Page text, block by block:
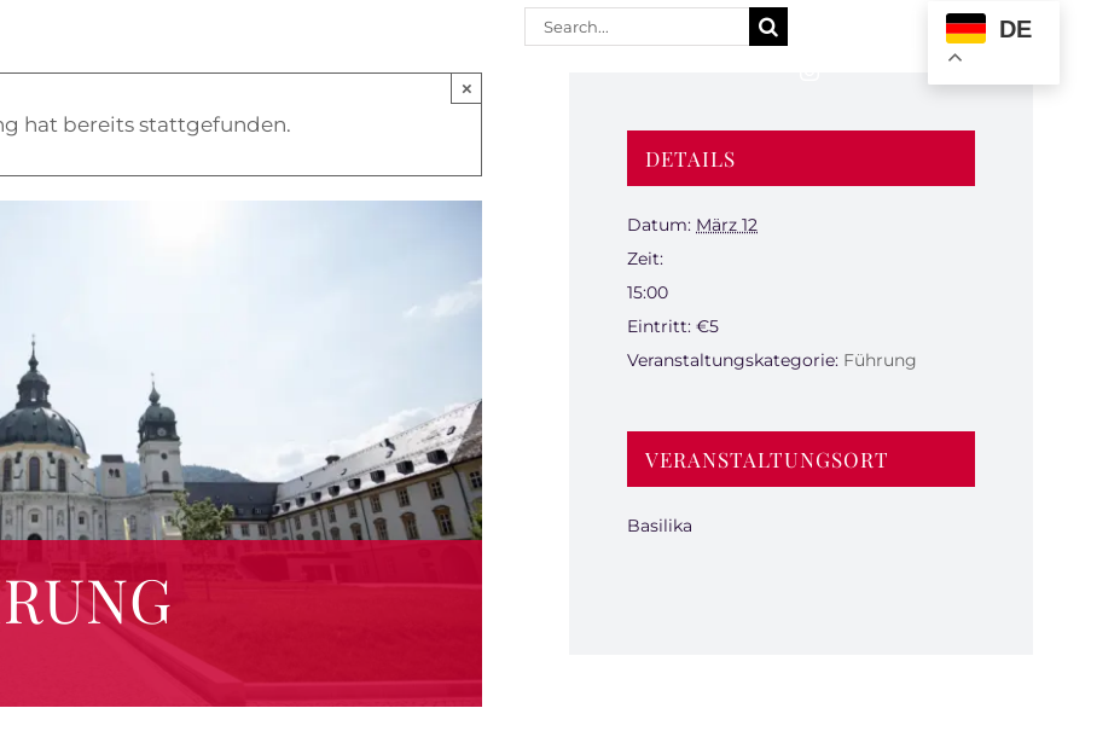
Suche
DE
hat bereits stattgefunden.
×
DETAILS
Datum: März 12
Zeit:
15:00
Eintritt: €5
Veranstaltungskategorie: Führung
VERANSTALTUNGSORT
Basilika